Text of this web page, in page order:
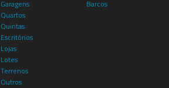
Garagens
Quartos
Quintas
Escritórios
Lojas
Lotes
Terrenos
Outros
Barcos